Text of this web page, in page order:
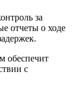
за
отчеты о ходе
обеспечит
с